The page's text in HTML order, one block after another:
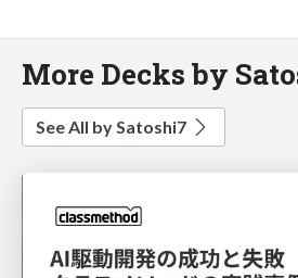
More Decks by
See All by Satoshi7